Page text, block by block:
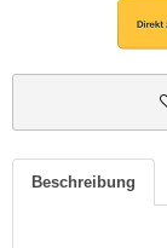
Beschreibung